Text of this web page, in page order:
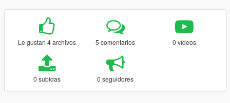
Le gustan 4 archivos 5 comentarios 0 vídeos
0 subidas 0 seguidores